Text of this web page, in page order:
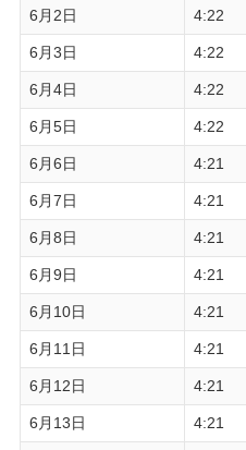
6月2日 4:22
6月3日 4:22
6月4日 4:22
6月5日 4:22
6月6日 4:21
6月7日 4:21
6月8日 4:21
6月9日 4:21
6月10日 4:21
6月11日 4:21
6月12日 4:21
6月13日 4:21